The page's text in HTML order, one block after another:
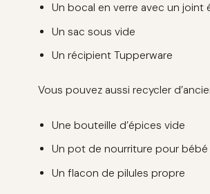
Un bocal en verre avec un joint
Un sac sous vide
Un récipient Tupperware
Vous pouvez aussi recycler
Une bouteille d’épices vide
Un pot de nourriture pour
Un flacon de pilules propre